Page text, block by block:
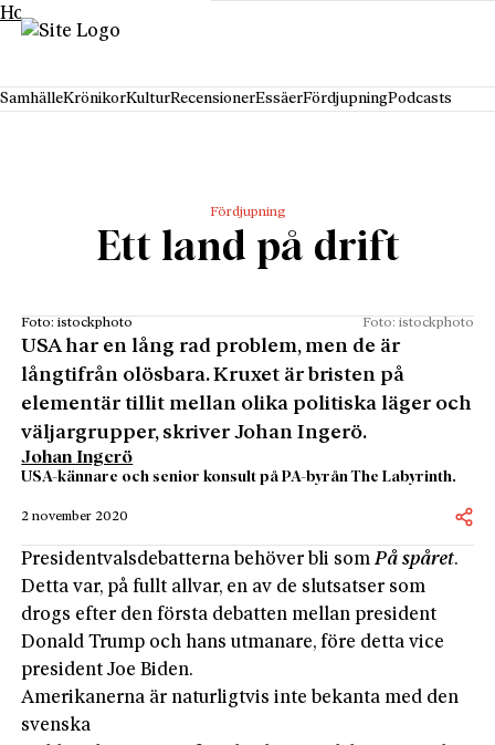
Hoppa till innehåll
SamhälleKrönikorKulturRecensionerEssäerFördjupningPodcasts
Fördjupning
Ett land på drift
Foto: istockphoto Foto: istockphoto
USA har en lång rad problem, men de är
långtifrån olösbara. Kruxet är bristen på
elementär tillit mellan olika politiska läger och
väljargrupper, skriver Johan Ingerö.
Johan Ingerö
USA-kännare och senior konsult på PA-byrån The Labyrinth.
2 november 2020
Presidentvalsdebatterna behöver bli somPå spåret.
Detta var, på fullt allvar, en av de slutsatser som
drogs efter den första debatten mellan president
Donald Trump och hans utmanare, före detta vice
president Joe Biden.
Amerikanerna är naturligtvis inte bekanta med den
svenska